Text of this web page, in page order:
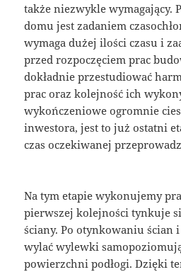
także niezwykle wymagający.
domu jest zadaniem
wymaga dużej ilości czasu i
przed rozpoczęciem prac
dokładnie przestudiować
prac oraz kolejność ich
wykończeniowe ogromnie
inwestora, jest to już ostatni
czas oczekiwanej
Na tym etapie wykonujemy
pierwszej kolejności tynkuje
ściany. Po otynkowaniu
wylać wylewki
powierzchni podłogi. Dzięki